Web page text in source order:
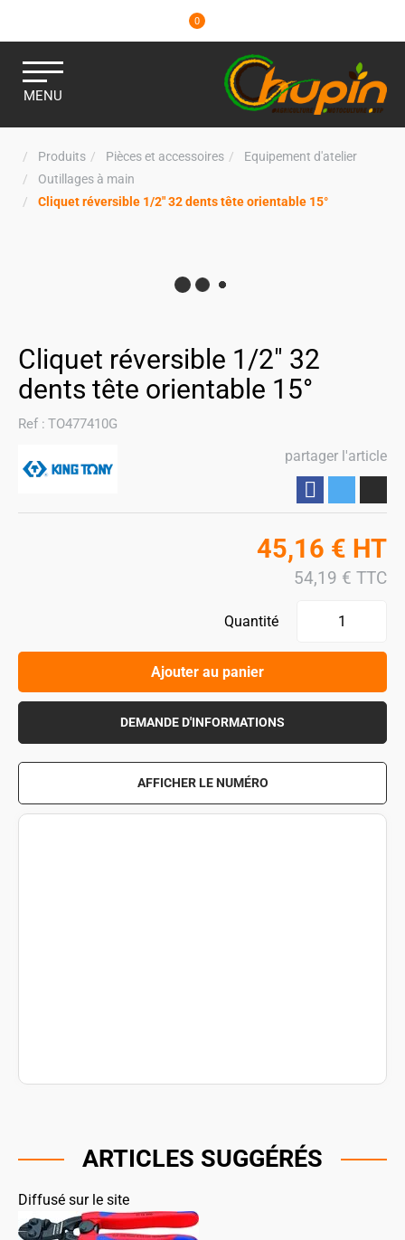
0
MENU
Produits Pièces et accessoires
Equipement d'atelier
Outillages à main
Cliquet réversible 1/2" 32 dents tête orientable 15°
Cliquet réversible 1/2" 32
dents tête orientable 15°
Ref : TO477410G
partager l'article
45,16 € HT
54,19 € TTC
Quantité
Ajouter au panier
DEMANDE D'INFORMATIONS
AFFICHER LE NUMÉRO
ARTICLES SUGGÉRÉS
Diffusé sur le site